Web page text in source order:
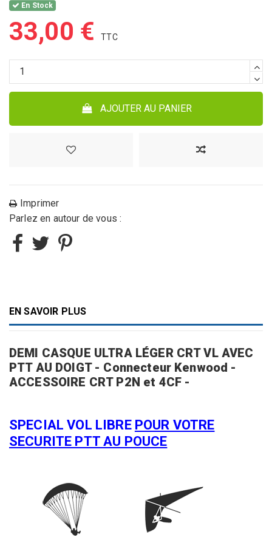
En Stock
33,00 €
AJOUTER AU PANIER
Imprimer
Parlez en autour de vous :
EN SAVOIR PLUS
DEMI CASQUE ULTRA LÉGER CRT VL AVEC
PTT AU DOIGT - Connecteur Kenwood -
ACCESSOIRE CRT P2N et 4CF -
SPECIAL VOL LIBRE POUR VOTRE
SECURITE PTT AU POUCE